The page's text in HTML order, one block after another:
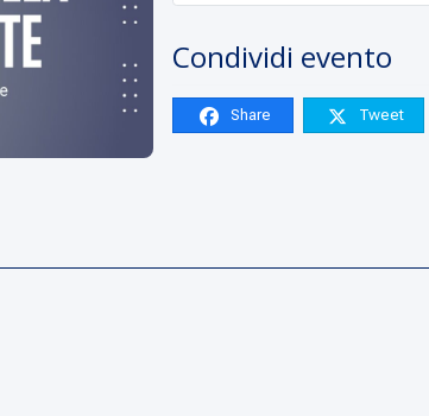
Condividi evento
Share Tweet